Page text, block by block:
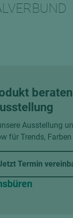
Ausstellung
für Trends,
Termin